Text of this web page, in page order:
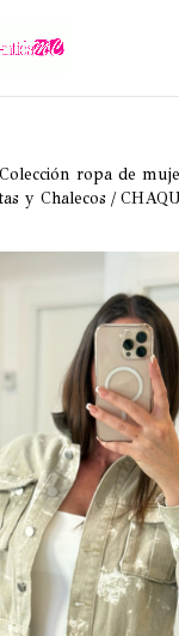
ropa de
y Chalecos /